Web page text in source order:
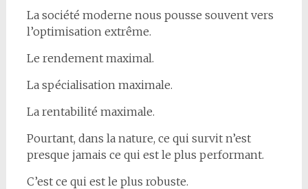
La société moderne nous pousse souvent vers
l’optimisation extrême.
Le rendement maximal.
La spécialisation maximale.
La rentabilité maximale.
Pourtant, dans la nature, ce qui survit n’est
presque jamais ce qui est le plus performant.
C’est ce qui est le plus robuste.